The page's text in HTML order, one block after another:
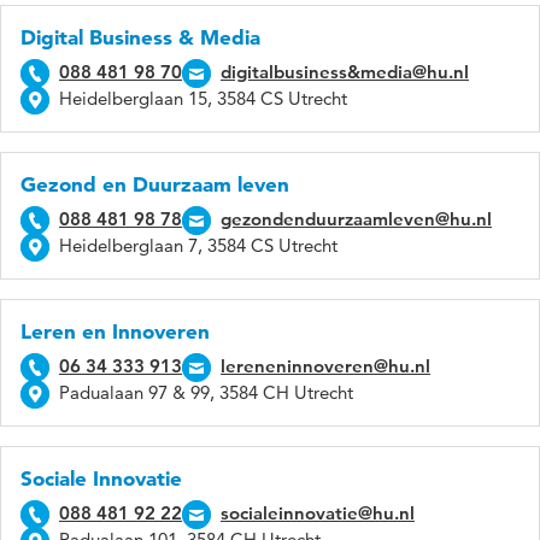
Digital Business & Media
088 481 98 70
digitalbusiness&media@hu.nl
Heidelberglaan 15, 3584 CS Utrecht
Gezond en Duurzaam leven
088 481 98 78
gezondenduurzaamleven@hu.nl
Heidelberglaan 7, 3584 CS Utrecht
Leren en Innoveren
06 34 333 913
lereneninnoveren@hu.nl
Padualaan 97 & 99, 3584 CH Utrecht
Sociale Innovatie
088 481 92 22
socialeinnovatie@hu.nl